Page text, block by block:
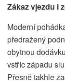
Zákaz vjezdu i
Moderní
předražený
obytnou
vstříc západu
Přesně takhle